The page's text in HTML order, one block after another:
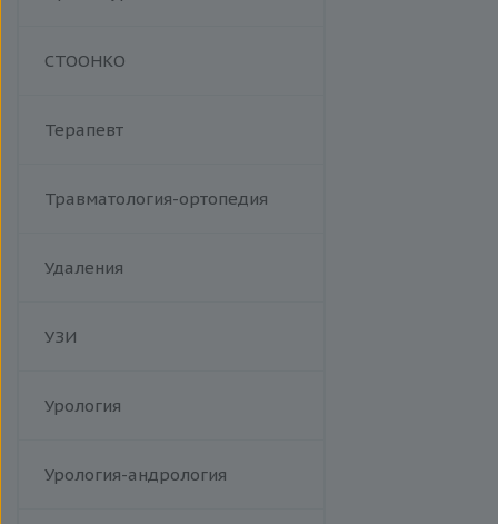
СТООНКО
Терапевт
Травматология-ортопедия
Удаления
УЗИ
Урология
Урология-андрология